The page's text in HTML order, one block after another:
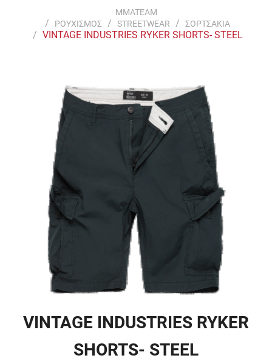
MMATEAM
ΡΟΥΧΙΣΜΟΣ
STREETWEAR ΣΟΡΤΣΑΚΙΑ
VINTAGE INDUSTRIES RYKER SHORTS- STEEL
VINTAGE INDUSTRIES RYKER
SHORTS- STEEL